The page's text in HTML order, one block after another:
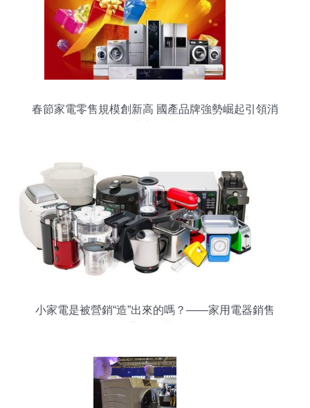
春節家電零售規模創新高 國產品牌強勢崛起引領消
小家電是被營銷“造”出來的嗎？——家用電器銷售